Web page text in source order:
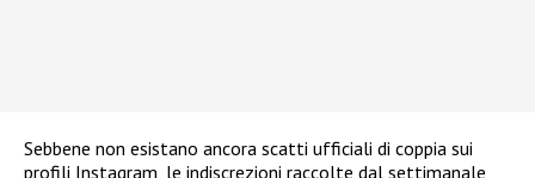
Sebbene non esistano ancora scatti ufficiali di coppia sui
profili Instagram, le indiscrezioni raccolte dal settimanale